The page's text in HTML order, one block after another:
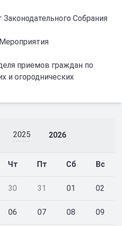
Собрания
Мероприятия
приемов граждан по
и огороднических
2025 2026
Чт Пт Сб Вс
30 31 01 02
06 07 08 09